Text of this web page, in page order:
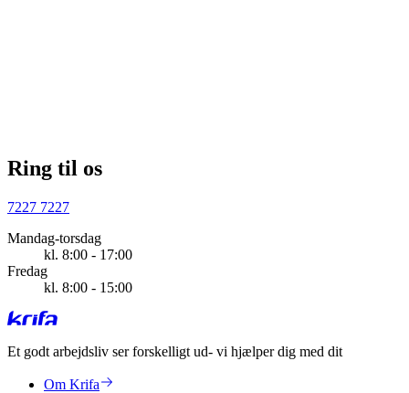
Ring til os
7227 7227
Mandag-torsdag
kl. 8:00 - 17:00
Fredag
kl. 8:00 - 15:00
Et godt arbejdsliv ser forskelligt ud- vi hjælper dig med dit
Om Krifa